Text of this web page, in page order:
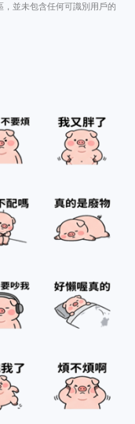
並未包含任何可識別用戶的